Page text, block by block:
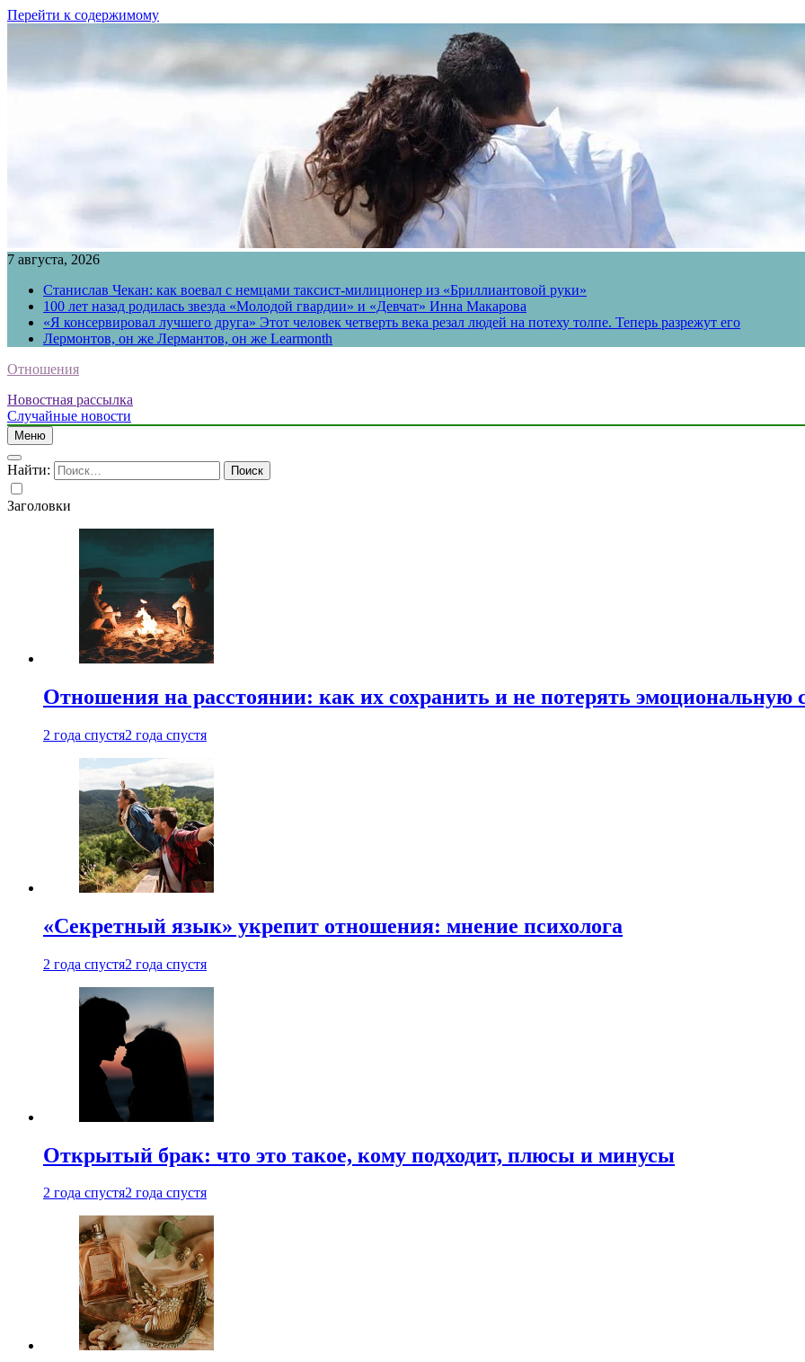
Перейти к содержимому
7 августа, 2026
Станислав Чекан: как воевал с немцами таксист-милиционер из «Бриллиантовой руки»
100 лет назад родилась звезда «Молодой гвардии» и «Девчат» Инна Макарова
«Я консервировал лучшего друга» Этот человек четверть века резал людей на потеху толпе. Теперь разрежут его
Лермонтов, он же Лермантов, он же Learmonth
Отношения
Новостная рассылка
Случайные новости
Меню
Найти:
Заголовки
Отношения на расстоянии: как их сохранить и не потерять
2 года спустя2 года спустя
«Секретный язык» укрепит отношения: мнение психолога
2 года спустя2 года спустя
Открытый брак: что это такое, кому подходит, плюсы и минусы
2 года спустя2 года спустя